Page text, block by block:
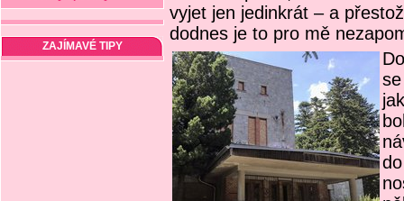
ZAJÍMAVÉ TIPY
vyjet jen jedinkrát – a
dodnes je to pro mě